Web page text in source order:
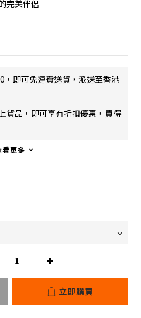
完美伴侶
，即可免運費送貨，派送至香港
貨品，即可享有折扣優惠，買得
看更多
立即購買